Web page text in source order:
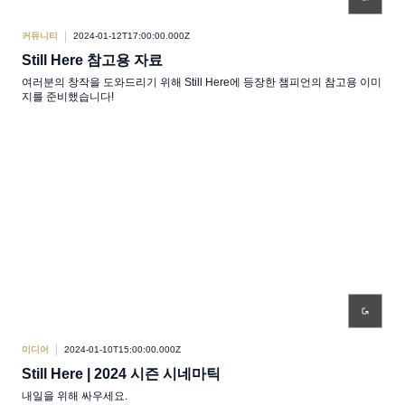
커뮤니티 2024-01-12T17:00:00.000Z
Still Here 참고용 자료
여러분의 창작을 도와드리기 위해 Still Here에 등장한 챔피언의 참고용 이미
지를 준비했습니다!
미디어 2024-01-10T15:00:00.000Z
Still Here | 2024 시즌 시네마틱
내일을 위해 싸우세요.